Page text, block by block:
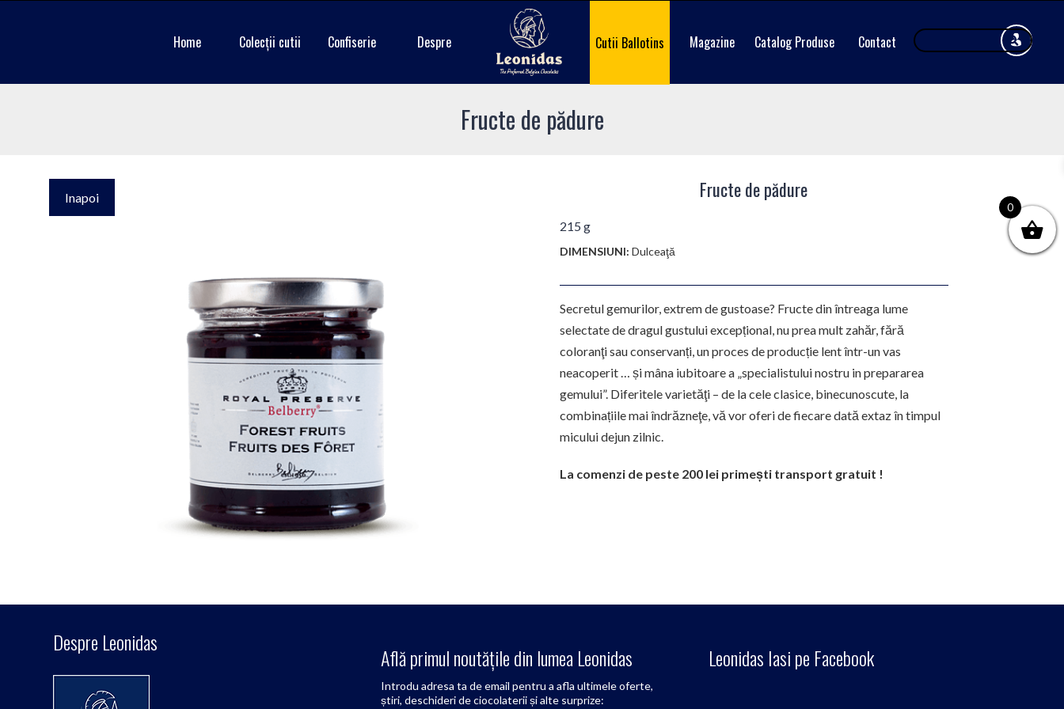
Home Colecții cutii Confiserie Despre Cutii Ballotins Magazine Catalog Produse Contact
Fructe de pădure
Inapoi Fructe de pădure
215 g
DIMENSIUNI: Dulceaţă
Secretul gemurilor, extrem de gustoase? Fructe din întreaga lume
selectate de dragul gustului excepțional, nu prea mult zahăr, fără
coloranţi sau conservanți, un proces de producție lent într-un vas
neacoperit … și mâna iubitoare a „specialistului nostru in prepararea
gemului”. Diferitele varietăţi – de la cele clasice, binecunoscute, la
combinațiile mai îndrăzneţe, vă vor oferi de fiecare dată extaz în timpul
micului dejun zilnic.
La comenzi de peste 200 lei primești transport gratuit !
Despre Leonidas
Află primul noutățile din lumea Leonidas
Introdu adresa ta de email pentru a afla ultimele oferte,
știri, deschideri de ciocolaterii și alte surprize:
Leonidas Iasi pe Facebook
0